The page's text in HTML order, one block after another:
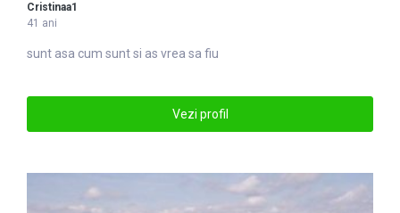
Cristinaa1
41 ani
sunt asa cum sunt si as vrea sa fiu
Vezi profil